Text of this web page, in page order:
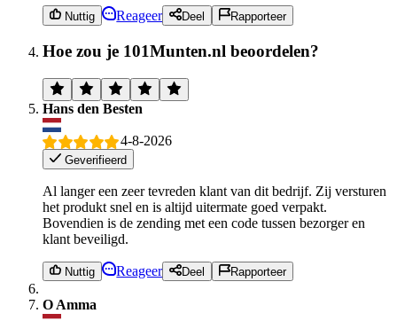
Nuttig Reageer Deel Rapporteer
Hoe zou je 101Munten.nl beoordelen?
Hans den Besten
4-8-2026
Geverifieerd
Al langer een zeer tevreden klant van dit bedrijf. Zij versturen
het produkt snel en is altijd uitermate goed verpakt.
Bovendien is de zending met een code tussen bezorger en
klant beveiligd.
Nuttig Reageer Deel Rapporteer
O Amma